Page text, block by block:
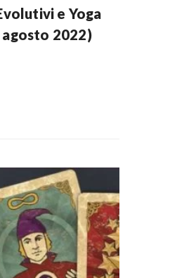
e Yoga
agosto 2022)